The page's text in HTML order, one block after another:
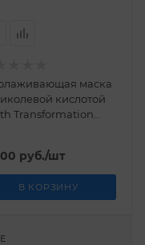
маска
кислотой
Transformation
руб./шт
В КОРЗИНУ